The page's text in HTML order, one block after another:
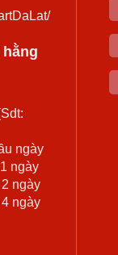
ngày
ngày
ngày
ngày